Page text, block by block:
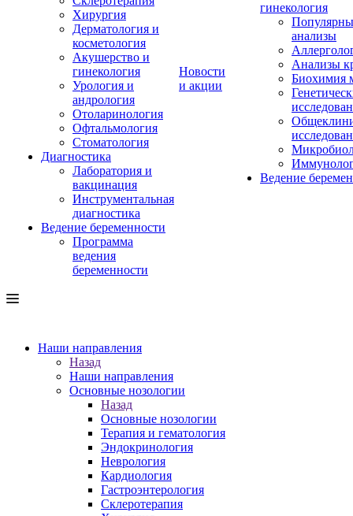
Хирургия
Дерматология и
косметология
Акушерство и
гинекология
Урология и
андрология
Отоларинология
Офтальмология
Стоматология
Диагностика
Лаборатория и
вакцинация
Инструментальная
диагностика
Ведение беременности
Программа
ведения
беременности
Новости
и акции
гинекология
анализы
Анализы
Биохимия
Ведение
Наши направления
Назад
Наши направления
Основные нозологии
Назад
Основные нозологии
Терапия и гематология
Эндокринология
Неврология
Кардиология
Гастроэнтерология
Склеротерапия